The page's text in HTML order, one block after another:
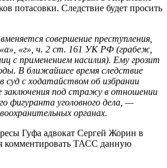
потасовки. Следствие будет просить
совершение преступления,
«г», ч. 2 ст. 161 УК РФ (грабеж,
с применением насилия). Ему грозит
В ближайшее время следствие
суд с ходатайством об избрании
заключения под стражу в отношении
фигуранта уголовного дела, —
органах.
Гуфа адвокат Сергей Жорин в
комментировать ТАСС данную